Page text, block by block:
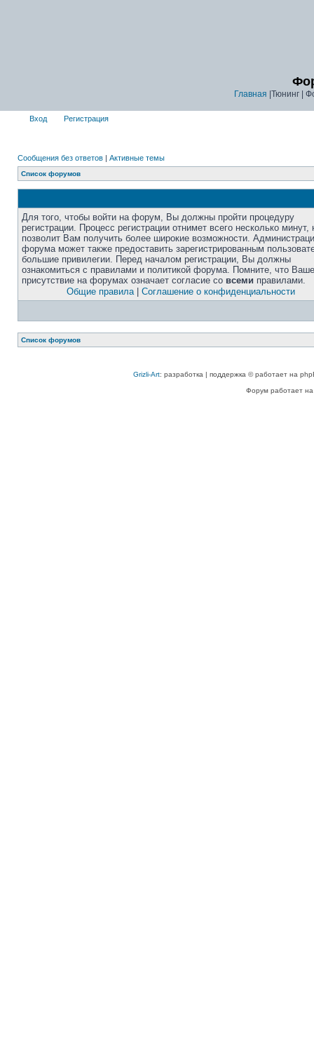
Главная |Тюнинг |
Вход Регистрация
Сообщения без ответов | Активные темы
Список форумов
Для того, чтобы войти на форум, Вы должны пройти процедуру
регистрации. Процесс регистрации отнимет всего несколько минут,
позволит Вам получить более широкие возможности.
форума может также предоставить зарегистрированным
большие привилегии. Перед началом регистрации, Вы должны
ознакомиться с правилами и политикой форума. Помните, что Ваше
присутствие на форумах означает согласие со всеми правилами.
Общие правила| Соглашение о конфиденциальности
Список форумов
Grizli-Art: разработка | поддержка © работает на
Форум работает